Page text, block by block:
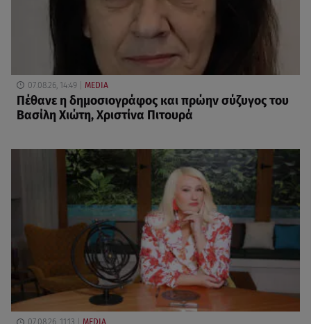
07.08.26, 14:49 MEDIA
Πέθανε η δημοσιογράφος και πρώην σύζυγος του
Βασίλη Χιώτη, Χριστίνα Πιτουρά
07.08.26, 11:13 MEDIA